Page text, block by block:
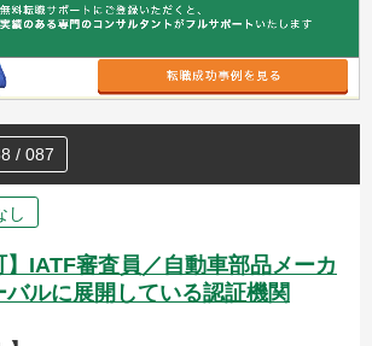
/ 087
し
】IATF審査員／自動車部品メーカ
ルに展開している認証機関